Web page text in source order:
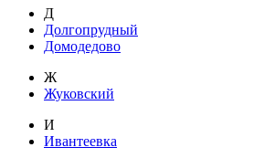
Д
Долгопрудный
Домодедово
Ж
Жуковский
И
Ивантеевка